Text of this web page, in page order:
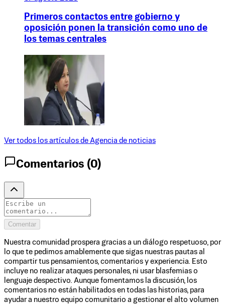
Primeros contactos entre gobierno y
oposición ponen la transición como uno de
los temas centrales
Ver todos los artículos de Agencia de noticias
Comentarios (0)
Comentar
Nuestra comunidad prospera gracias a un diálogo respetuoso, por
lo que te pedimos amablemente que sigas nuestras pautas al
compartir tus pensamientos, comentarios y experiencia. Esto
incluye no realizar ataques personales, ni usar blasfemias o
lenguaje despectivo. Aunque fomentamos la discusión, los
comentarios no están habilitados en todas las historias, para
ayudar a nuestro equipo comunitario a gestionar el alto volumen